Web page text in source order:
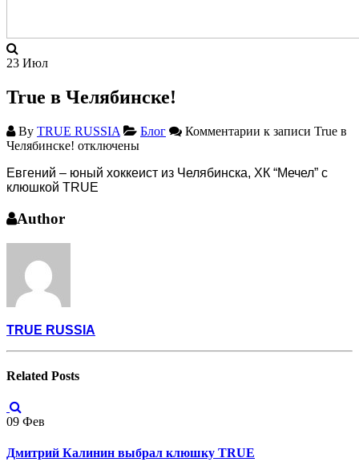
23 Июл
True в Челябинске!
By TRUE RUSSIA Блог Комментарии к записи True в
Челябинске! отключены
Евгений – юный хоккеист из Челябинска, ХК “Мечел” с
клюшкой TRUE
Author
TRUE RUSSIA
Related Posts
09 Фев
Дмитрий Калинин выбрал клюшку TRUE